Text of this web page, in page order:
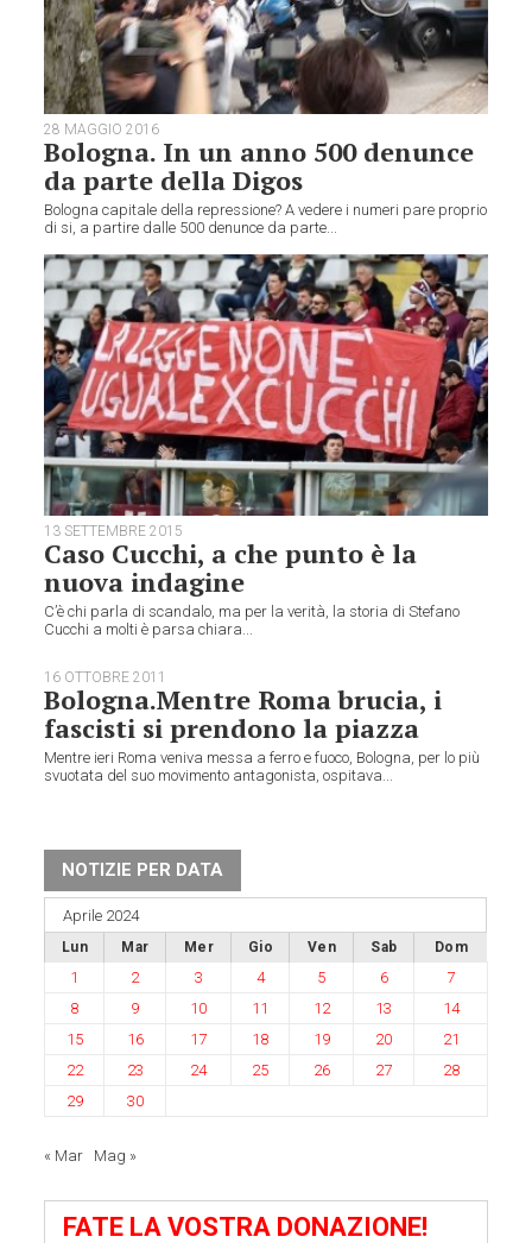
28 MAGGIO 2016
Bologna. In un anno 500 denunce
da parte della Digos
Bologna capitale della repressione? A vedere i numeri pare proprio
di si, a partire dalle 500 denunce da parte...
13 SETTEMBRE 2015
Caso Cucchi, a che punto è la
nuova indagine
C’è chi parla di scandalo, ma per la verità, la storia di Stefano
Cucchi a molti è parsa chiara...
16 OTTOBRE 2011
Bologna.Mentre Roma brucia, i
fascisti si prendono la piazza
Mentre ieri Roma veniva messa a ferro e fuoco, Bologna, per lo più
svuotata del suo movimento antagonista, ospitava...
NOTIZIE PER DATA
Aprile 2024
Lun Mar Mer Gio Ven Sab Dom
1 2 3 4 5 6
7
8
9 10 11 12 13
14
15
16 17 18 19 20
21
22
23 24 25 26 27
28
29
30
« Mar Mag »
FATE LA VOSTRA DONAZIONE!